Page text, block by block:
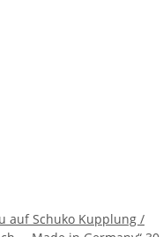
auf Schuko Kupplung /